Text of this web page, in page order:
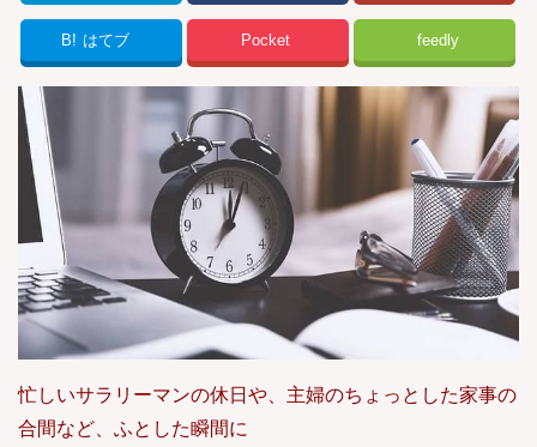
B! はてブ Pocket feedly
忙しいサラリーマンの休日や、主婦のちょっとした家事の
合間など、ふとした瞬間に